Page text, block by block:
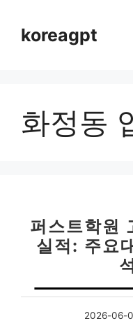
koreagpt
화정동
퍼스트학원
실적: 주요
2026-06-